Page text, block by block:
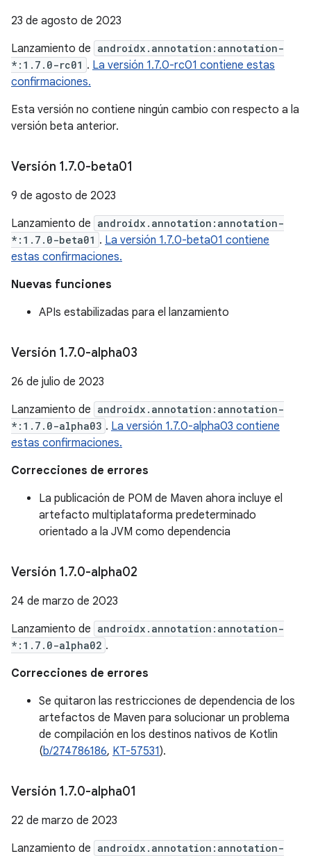
23 de agosto de 2023
Lanzamiento de androidx.annotation:annotation-
*:1.7.0-rc01 . La versión 1.7.0-rc01 contiene estas
confirmaciones.
Esta versión no contiene ningún cambio con respecto a la
versión beta anterior.
Versión 1.7.0-beta01
9 de agosto de 2023
Lanzamiento de androidx.annotation:annotation-
*:1.7.0-beta01 . La versión 1.7.0-beta01 contiene
estas confirmaciones.
Nuevas funciones
APIs estabilizadas para el lanzamiento
Versión 1.7.0-alpha03
26 de julio de 2023
Lanzamiento de androidx.annotation:annotation-
*:1.7.0-alpha03 . La versión 1.7.0-alpha03 contiene
estas confirmaciones.
Correcciones de errores
La publicación de POM de Maven ahora incluye el
artefacto multiplataforma predeterminado
orientado a la JVM como dependencia
Versión 1.7.0-alpha02
24 de marzo de 2023
Lanzamiento de androidx.annotation:annotation-
*:1.7.0-alpha02 .
Correcciones de errores
Se quitaron las restricciones de dependencia de los
artefactos de Maven para solucionar un problema
de compilación en los destinos nativos de Kotlin
(b/274786186, KT-57531).
Versión 1.7.0-alpha01
22 de marzo de 2023
Lanzamiento de androidx.annotation:annotation-